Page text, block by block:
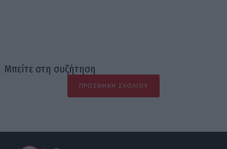
Μπείτε στη συζήτηση
ΠΡΟΣΘΉΚΗ ΣΧΟΛΊΟΥ